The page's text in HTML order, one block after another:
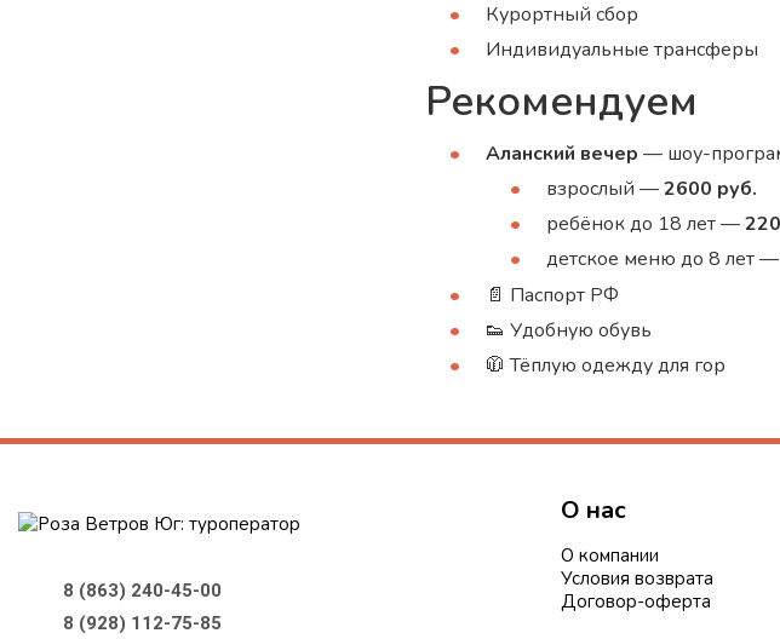
Курортный сбор
Индивидуальные трансферы
Рекомендуем
Аланский вечер — шоу-
взрослый —2600 руб.
ребёнок до 18 лет —
детское меню до 8 лет —
📄 Паспорт РФ
👟 Удобную обувь
🧥 Тёплую одежду для гор
8 (863) 240-45-00
8 (928) 112-75-85
О нас
О компании
Условия возврата
Договор-оферта